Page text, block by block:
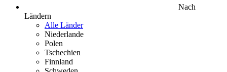
Nach
Ländern
Alle Länder
Niederlande
Polen
Tschechien
Finnland